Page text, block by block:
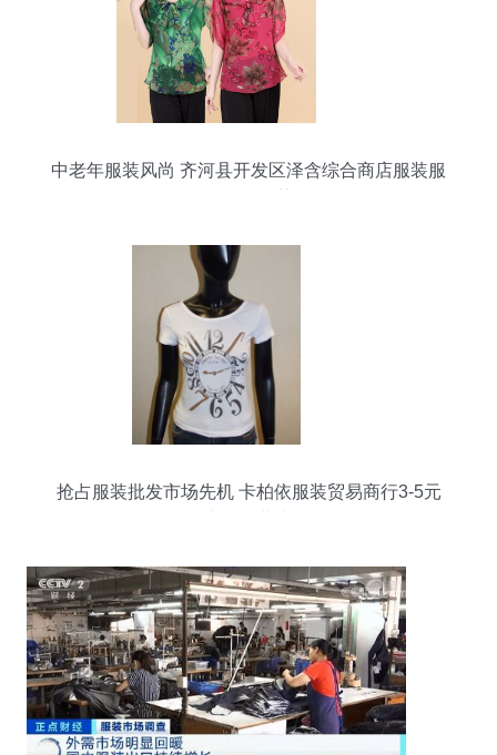
中老年服装风尚 齐河县开发区泽含综合商店服装服
抢占服装批发市场先机 卡柏依服装贸易商行3-5元